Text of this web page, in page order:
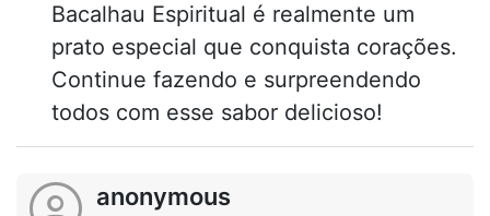
Bacalhau Espiritual é realmente um
prato especial que conquista corações.
Continue fazendo e surpreendendo
todos com esse sabor delicioso!
anonymous